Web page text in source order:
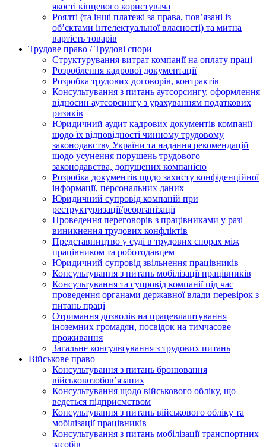
якості кінцевого користувача
Роялті (та інші платежі за права, пов’язані із
об’єктами інтелектуальної власності) та митна
вартість товарів
Трудове право / Трудові спори
Cтруктурування витрат компанії на оплату праці
Розроблення кадрової документації
Розробка трудових договорів, контрактів
Консультування з питань аутсорсингу, оформлення
відносин аутсорсингу з урахуванням податкових
ризиків
Юридичний аудит кадрових документів компанії
щодо їх відповідності чинному трудовому
законодавству України та надання рекомендацій
щодо усунення порушень трудового
законодавства, допущених компанією
Розробка документів щодо захисту конфіденційної
інформації, персональних даних
Юридичний супровід компаній при
реструктуризації/реорганізації
Проведення переговорів з працівниками у разі
виникнення трудових конфліктів
Представництво у суді в трудових спорах між
працівником та роботодавцем
Юридичний супровід звільнення працівників
Консультування з питань мобілізації працівників
Консультування та супровід компанії під час
проведення органами державної влади перевірок з
питань праці
Отримання дозволів на працевлаштування
іноземних громадян, посвідок на тимчасове
проживання
Загальне консультування з трудових питань
Військове право
Консультування з питань бронювання
військовозобов’язаних
Консультування щодо військового обліку, що
ведеться підприємством
Консультування з питань військового обліку та
мобілізації працівників
Консультування з питань мобілізації транспортних
засобів